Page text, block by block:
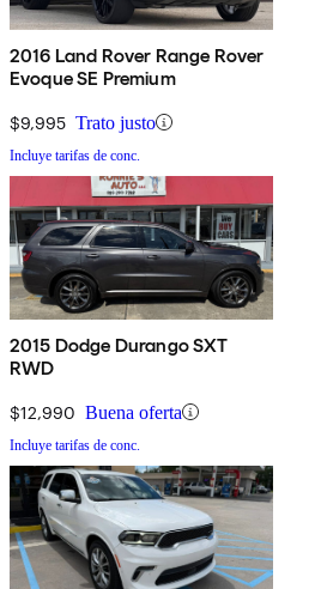
2016 Land Rover Range Rover
Evoque SE Premium
$9,995 Trato justo
Incluye tarifas de conc.
2015 Dodge Durango SXT
RWD
$12,990 Buena oferta
Incluye tarifas de conc.